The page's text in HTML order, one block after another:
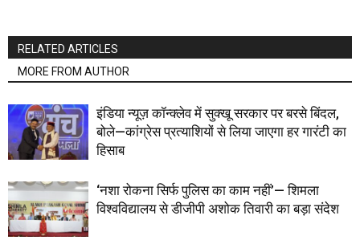
RELATED ARTICLES
MORE FROM AUTHOR
इंडिया न्यूज़ कॉन्क्लेव में सुक्खू सरकार पर बरसे बिंदल,
बोले—कांग्रेस प्रत्याशियों से लिया जाएगा हर गारंटी का
हिसाब
‘नशा रोकना सिर्फ पुलिस का काम नहीं’— शिमला
विश्वविद्यालय से डीजीपी अशोक तिवारी का बड़ा संदेश